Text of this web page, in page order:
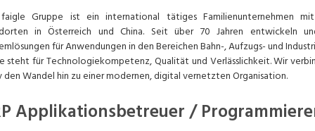
Reinigung
Anlagenbau,
Berufe, Kundendienst,
Körperpflege,
Elektronik, Optik, Textil Medizin,
Gruppe ist ein international tätiges Familienunternehmen
in Österreich und China. Seit über 70 Jahren entwickeln
für Anwendungen in den Bereichen Bahn-, Aufzugs- und
steht für Technologiekompetenz, Qualität und Verlässlichkeit. Wir
den Wandel hin zu einer modernen, digital vernetzten Organisation.
Applikationsbetreuer /